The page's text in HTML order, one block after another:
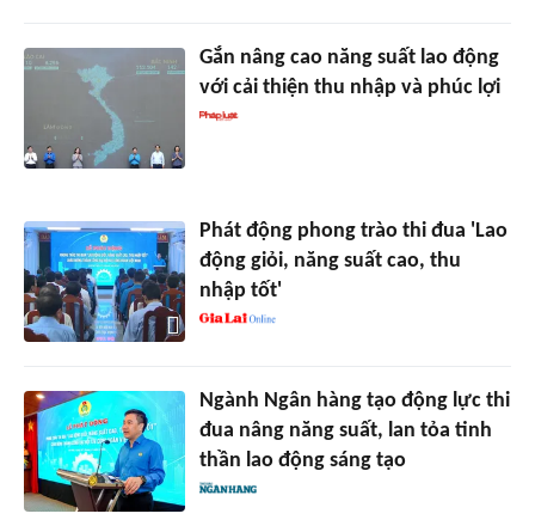
Gắn nâng cao năng suất lao động
với cải thiện thu nhập và phúc lợi
Phát động phong trào thi đua 'Lao
động giỏi, năng suất cao, thu
nhập tốt'
Ngành Ngân hàng tạo động lực thi
đua nâng năng suất, lan tỏa tinh
thần lao động sáng tạo